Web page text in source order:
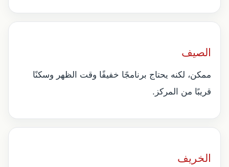
الصيف
ممكن، لكنه يحتاج برنامجًا خفيفًا وقت الظهر وسكنًا
قريبًا من المركز.
الخريف